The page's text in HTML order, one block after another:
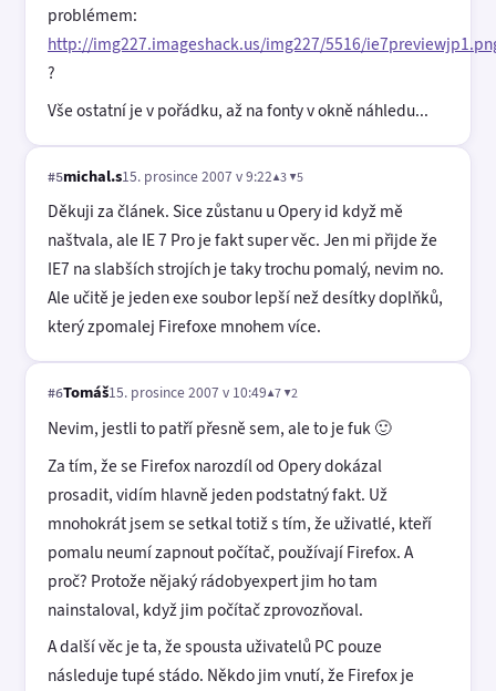
problémem:
http://img227.imageshack.us/img227/5516/
?
Vše ostatní je v pořádku, až na fonty v okně náhledu...
#5michal.s15. prosince 2007 v 9:22▲3 ▼5
Děkuji za článek. Sice zůstanu u Opery id když mě
naštvala, ale IE 7 Pro je fakt super věc. Jen mi přijde že
IE7 na slabších strojích je taky trochu pomalý, nevim no.
Ale učitě je jeden exe soubor lepší než desítky doplňků,
který zpomalej Firefoxe mnohem více.
#6Tomáš15. prosince 2007 v 10:49▲7 ▼2
Nevim, jestli to patří přesně sem, ale to je fuk 🙂
Za tím, že se Firefox narozdíl od Opery dokázal
prosadit, vidím hlavně jeden podstatný fakt. Už
mnohokrát jsem se setkal totiž s tím, že uživatlé, kteří
pomalu neumí zapnout počítač, používají Firefox. A
proč? Protože nějaký rádobyexpert jim ho tam
nainstaloval, když jim počítač zprovozňoval.
A další věc je ta, že spousta uživatelů PC pouze
následuje tupé stádo. Někdo jim vnutí, že Firefox je